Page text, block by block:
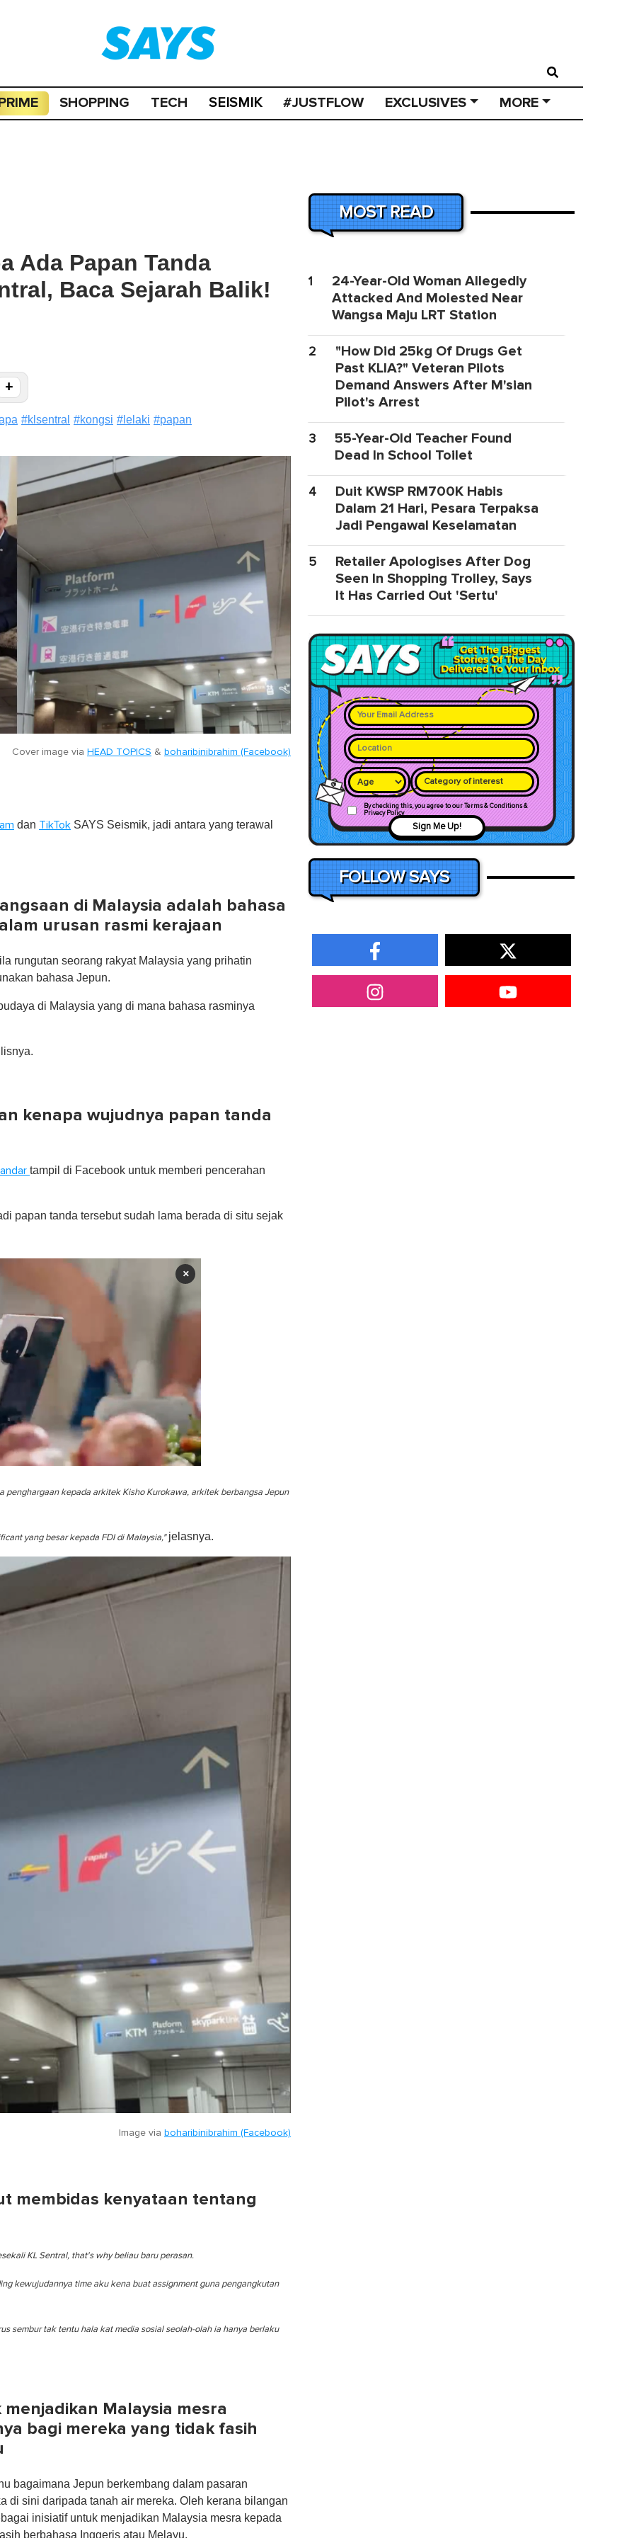
SHOPPING TECH SEISMIK #JUSTFLOW EXCLUSIVES MORE
Ada Papan Tanda
Baca Sejarah Balik!
+
#klsentral #kongsi # lelaki #papan
Cover image via HEAD TOPICS & boharibinibrahim (Facebook)
dan TikTok SAYS Seismik, jadi antara yang terawal
di Malaysia adalah bahasa
urusan rasmi kerajaan
rungutan seorang rakyat Malaysia yang prihatin
bahasa Jepun.
di Malaysia yang di mana bahasa rasminya
kenapa wujudnya papan tanda
tampil di Facebook untuk memberi pencerahan
papan tanda tersebut sudah lama berada di situ sejak
×
penghargaan kepada arkitek Kisho Kurokawa, arkitek berbangsa Jepun
yang besar kepada FDI di Malaysia,"jelasnya.
Image via boharibinibrahim (Facebook)
membidas kenyataan tentang
KL Sentral, that's why beliau baru perasan.
kewujudannya time aku kena buat assignment guna pengangkutan
sembur tak tentu hala kat media sosial seolah-olah ia hanya berlaku
Malaysia mesra
bagi mereka yang tidak fasih
bagaimana Jepun berkembang dalam pasaran
di sini daripada tanah air mereka. Oleh kerana bilangan
inisiatif untuk menjadikan Malaysia mesra kepada
berbahasa Inggeris atau Melayu.
MOST READ
1
24-Year-Old Woman Allegedly
Attacked And Molested Near
Wangsa Maju LRT Station
2
"How Did 25kg Of Drugs Get
Past KLIA?" Veteran Pilots
Demand Answers After M'sian
Pilot's Arrest
3
55-Year-Old Teacher Found
Dead In School Toilet
4
Duit KWSP RM700K Habis
Dalam 21 Hari, Pesara Terpaksa
Jadi Pengawal Keselamatan
5
Retailer Apologises After Dog
Seen In Shopping Trolley, Says
It Has Carried Out 'Sertu'
Category of interest
By checking this, you agree to our Terms & Conditions &
Privacy Policy
Sign Me Up!
FOLLOW SAYS